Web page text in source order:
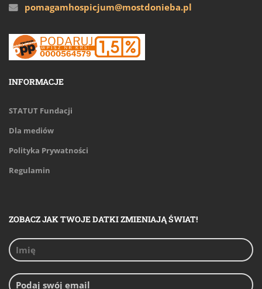
pomagamhospicjum@mostdonieba.pl
INFORMACJE
STATUT Fundacji
Dla mediów
Polityka Prywatności
Regulamin
ZOBACZ JAK TWOJE DATKI ZMIENIAJĄ ŚWIAT!